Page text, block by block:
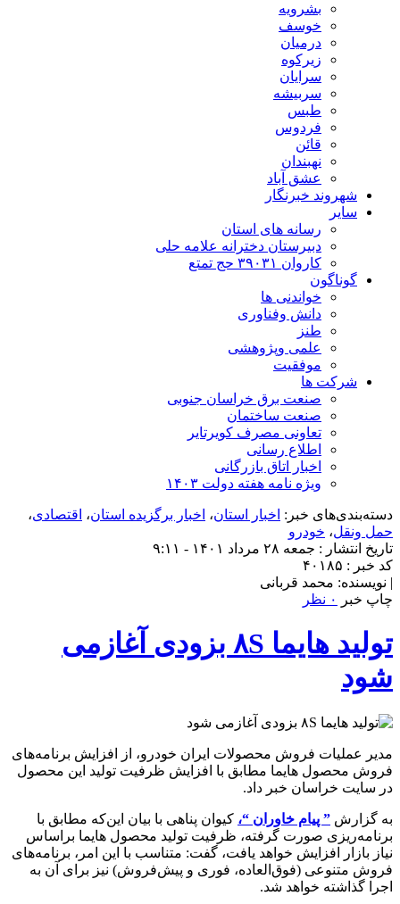
بشرویه
خوسف
درمیان
زیرکوه
سرایان
سربیشه
طبس
فردوس
قائن
نهبندان
عشق آباد
شهروند خبرنگار
سایر
رسانه های استان
دبیرستان دخترانه علامه حلی
کاروان ۳۹۰۳۱ حج تمتع
گوناگون
خواندنی ها
دانش وفناوری
طنز
علمی وپژوهشی
موفقیت
شرکت ها
صنعت برق خراسان جنوبی
صنعت ساختمان
تعاونی مصرف کویرتایر
اطلاع رسانی
اخبار اتاق بازرگانی
ویژه نامه هفته دولت ۱۴۰۳
دسته‌بندی‌های خبر: اخبار استان، اخبار برگزیده استان، اقتصادی،
حمل ونقل، خودرو
تاریخ انتشار : جمعه ۲۸ مرداد ۱۴۰۱ - ۹:۱۱
کد خبر : ۴۰۱۸۵
| نویسنده: محمد قربانی
چاپ خبر
۰ نظر
تولید هایما ۸S بزودی آغازمی
شود
مدیر عملیات فروش محصولات ایران خودرو، از افزایش برنامه‌های
فروش محصول هایما مطابق با افزایش ظرفیت تولید این محصول
در سایت خراسان خبر داد.
به گزارش ” پیام خاوران “، کیوان پناهی با بیان این‌که مطابق با
برنامه‌ریزی صورت گرفته، ظرفیت تولید محصول هایما براساس
نیاز بازار افزایش خواهد یافت، گفت: متناسب با این امر، برنامه‌های
فروش متنوعی (فوق‌العاده، فوری و پیش‌فروش) نیز برای آن به
اجرا گذاشته خواهد شد.